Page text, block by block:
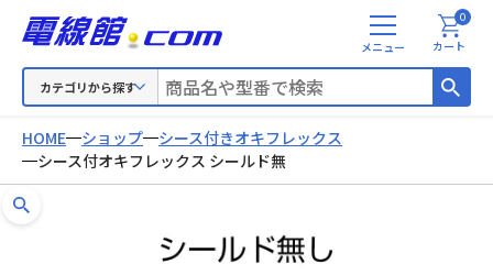
カテゴリから探す
メ
ニ
カート
0
HOME ショップ
シース付きオキフレックス
シース付オキフレックス シールド無